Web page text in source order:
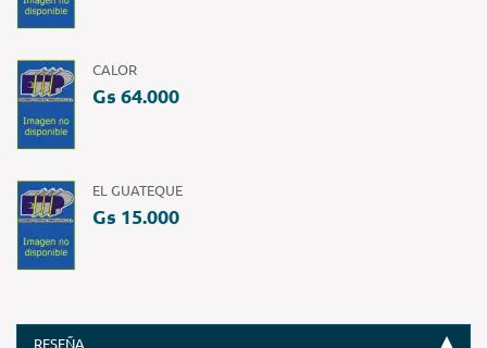
CALOR
Gs 64.000
EL GUATEQUE
Gs 15.000
RESEÑA